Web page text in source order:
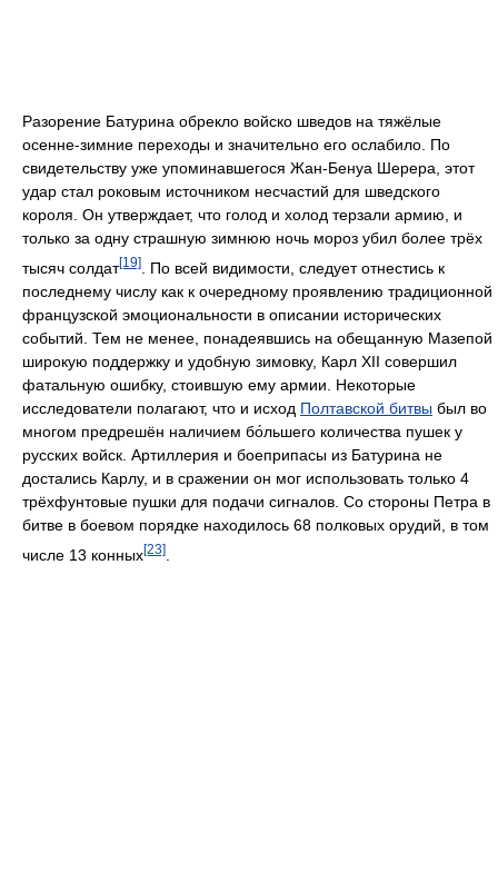
Разорение Батурина обрекло войско шведов на тяжёлые
осенне-зимние переходы и значительно его ослабило. По
свидетельству уже упоминавшегося Жан-Бенуа Шерера, этот
удар стал роковым источником несчастий для шведского
короля. Он утверждает, что голод и холод терзали армию, и
только за одну страшную зимнюю ночь мороз убил более трёх
тысяч солдат[19]
. По всей видимости, следует отнестись к
последнему числу как к очередному проявлению традиционной
французской эмоциональности в описании исторических
событий. Тем не менее, понадеявшись на обещанную Мазепой
широкую поддержку и удобную зимовку, Карл XII совершил
фатальную ошибку, стоившую ему армии. Некоторые
исследователи полагают, что и исход Полтавской битвы был во
многом предрешён наличием бо́льшего количества пушек у
русских войск. Артиллерия и боеприпасы из Батурина не
достались Карлу, и в сражении он мог использовать только 4
трёхфунтовые пушки для подачи сигналов. Со стороны Петра в
битве в боевом порядке находилось 68 полковых орудий, в том
числе 13 конных[23]